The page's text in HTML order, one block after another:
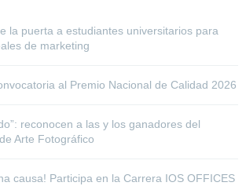
la puerta a estudiantes universitarios para
de marketing
al Premio Nacional de Calidad 2026
reconocen a las y los ganadores del
Arte Fotográfico
causa! Participa en la Carrera IOS OFFICES